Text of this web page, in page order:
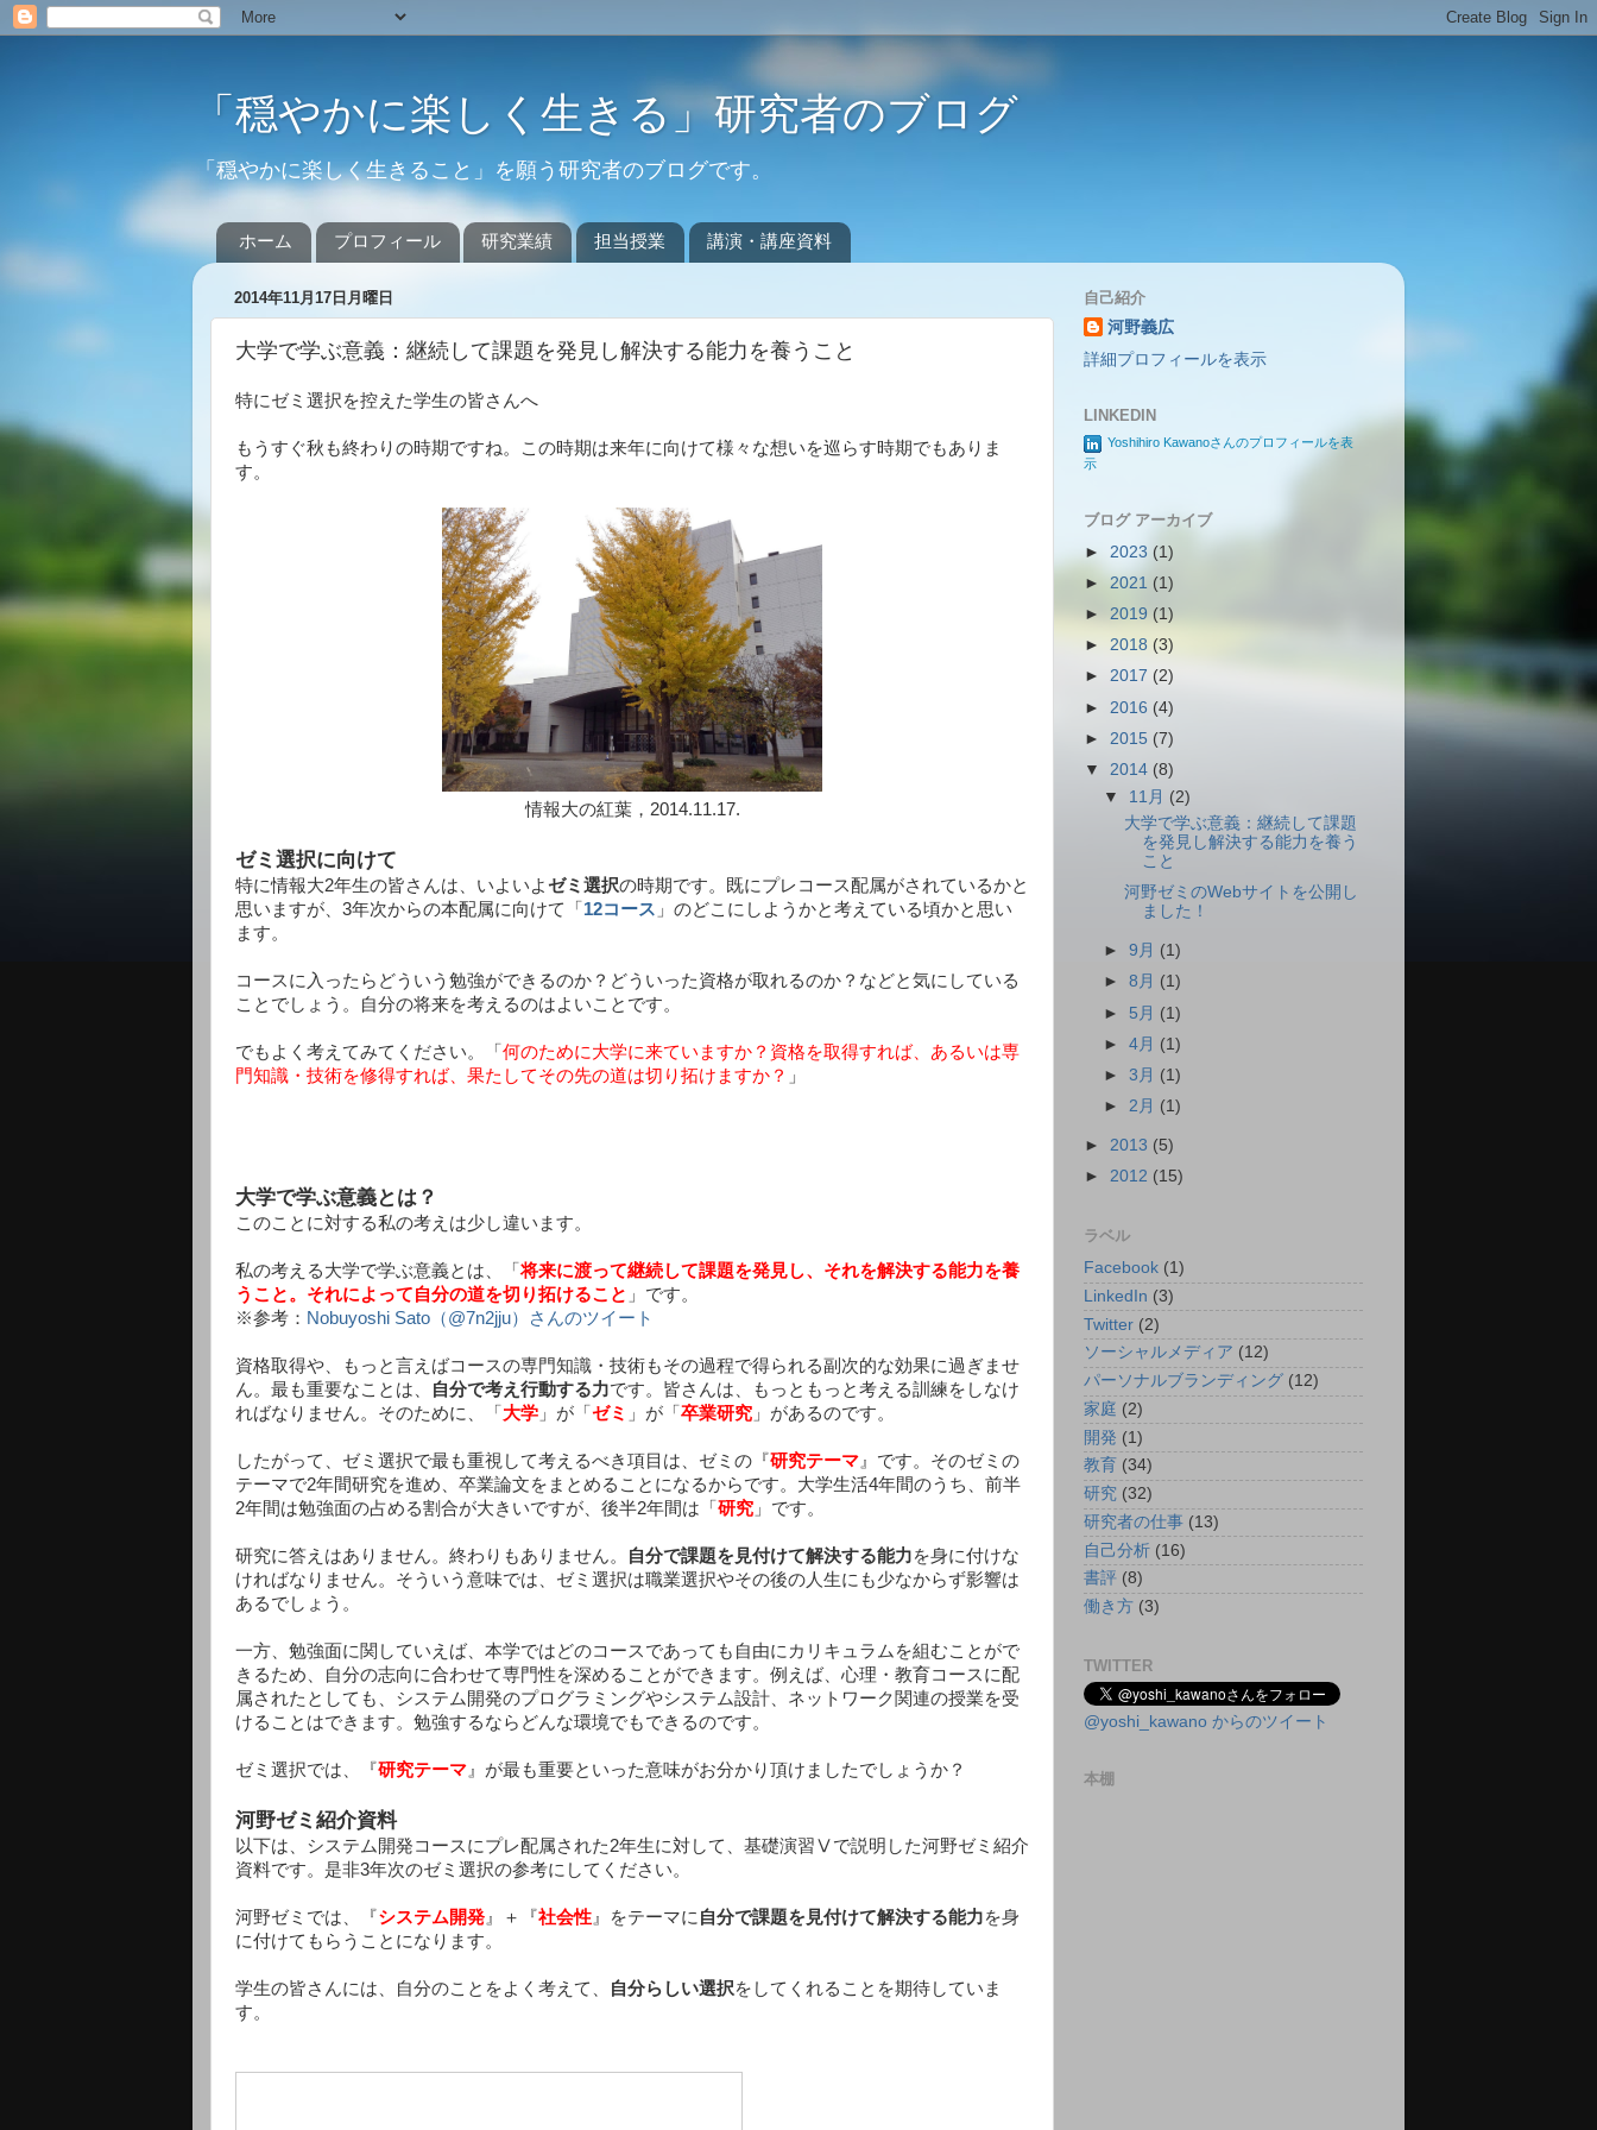
「穏やかに楽しく生きる」研究者のブログ
「穏やかに楽しく生きること」を願う研究者のブログです。
ホーム プロフィール 研究業績 担当授業 講演・講座資料
2014年11月17日月曜日
大学で学ぶ意義：継続して課題を発見し解決する能力を養うこと
特にゼミ選択を控えた学生の皆さんへ
もうすぐ秋も終わりの時期ですね。この時期は来年に向けて様々な想いを巡らす時期でもありま
す。
情報大の紅葉，2014.11.17.
ゼミ選択に向けて
特に情報大2年生の皆さんは、いよいよ ゼミ選択の時期です。既にプレコース配属がされているかと
思いますが、3年次からの本配属に向けて「 12コース 」のどこにしようかと考えている頃かと思い
ます。
コースに入ったらどういう勉強ができるのか？どういった資格が取れるのか？などと気にしている
ことでしょう。自分の将来を考えるのはよいことです。
でもよく考えてみてください。「 何のために大学に来ていますか？資格を取得すれば、あるいは専
門知識・技術を修得すれば、果たしてその先の道は切り拓けますか？ 」
大学で学ぶ意義とは？
このことに対する私の考えは少し違います。
私の考える大学で学ぶ意義とは、「将来に渡って継続して課題を発見し、それを解決する能力を養
うこと。それによって自分の道を切り拓けること 」です。
※参考： Nobuyoshi Sato（@7n2jju）さんのツイート
資格取得や、もっと言えばコースの専門知識・技術もその過程で得られる副次的な効果に過ぎませ
ん。最も重要なことは、
自分で考え行動する力です。皆さんは、もっともっと考える訓練をしなけ
ればなりません。そのために、「 大学 」が「 ゼミ 」が「 卒業研究 」があるのです。
したがって、ゼミ選択で最も重視して考えるべき項目は、ゼミの『研究テーマ 』です。そのゼミの
テーマで2年間研究を進め、卒業論文をまとめることになるからです。大学生活4年間のうち、前半
2年間は勉強面の占める割合が大きいですが、後半2年間は「 研究 」です。
研究に答えはありません。終わりもありません。 自分で課題を見付けて解決する能力を身に付けな
ければなりません。そういう意味では、ゼミ選択は職業選択やその後の人生にも少なからず影響は
あるでしょう。
一方、勉強面に関していえば、本学ではどのコースであっても自由にカリキュラムを組むことがで
きるため、自分の志向に合わせて専門性を深めることができます。例えば、心理・教育コースに配
属されたとしても、システム開発のプログラミングやシステム設計、ネットワーク関連の授業を受
けることはできます。勉強するならどんな環境でもできるのです。
ゼミ選択では、『研究テーマ 』が最も重要といった意味がお分かり頂けましたでしょうか？
河野ゼミ紹介資料
以下は、システム開発コースにプレ配属された2年生に対して、基礎演習Ⅴで説明した河野ゼミ紹介
資料です。是非3年次のゼミ選択の参考にしてください。
河野ゼミでは、『システム開発 』＋『社会性 』をテーマに 自分で課題を見付けて解決する能力を身
に付けてもらうことになります。
学生の皆さんには、自分のことをよく考えて、 自分らしい選択をしてくれることを期待していま
す。
自己紹介
河野義広
詳細プロフィールを表示
LINKEDIN
Yoshihiro Kawanoさんのプロフィールを表
示
ブログ アーカイブ
► 2023 (1)
► 2021 (1)
► 2019 (1)
► 2018 (3)
► 2017 (2)
► 2016 (4)
► 2015 (7)
▼ 2014 (8)
▼ 11月 (2)
大学で学ぶ意義：継続して課題
を発見し解決する能力を養う
こと
河野ゼミのWebサイトを公開し
ました！
►9月 (1)
►8月 (1)
► 5月 (1)
►4月 (1)
►3月 (1)
► 2月 (1)
► 2013 (5)
► 2012 (15)
ラベル
Facebook (1)
LinkedIn (3)
Twitter (2)
ソーシャルメディア (12)
パーソナルブランディング (12)
家庭 (2)
開発 (1)
教育 (34)
研究 (32)
研究者の仕事 (13)
自己分析 (16)
書評 (8)
働き方 (3)
TWITTER
@yoshi_kawano からのツイート
本棚